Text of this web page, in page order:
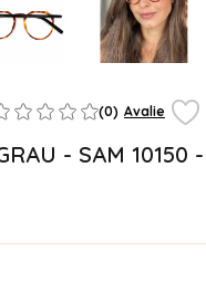
(0) Avalie
- SAM 10150 -